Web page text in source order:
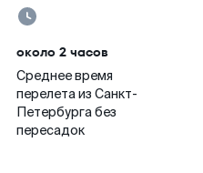
около 2 часов
Среднее время
перелета из Санкт-
Петербурга без
пересадок